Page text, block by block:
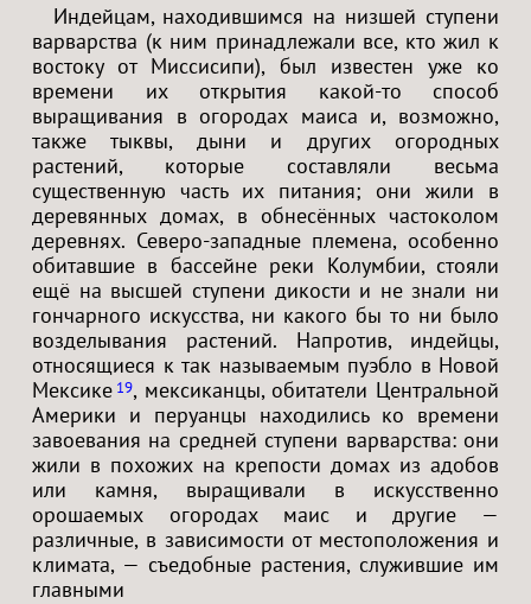
Индейцам, находившимся на низшей ступени
варварства (к ним принадлежали все, кто жил к
востоку от Миссисипи), был известен уже ко
времени их открытия какой-то способ
выращивания в огородах маиса и, возможно,
также тыквы, дыни и других огородных
растений, которые составляли весьма
существенную часть их питания; они жили в
деревянных домах, в обнесённых частоколом
деревнях. Северо-западные племена, особенно
обитавшие в бассейне реки Колумбии, стояли
ещё на высшей ступени дикости и не знали ни
гончарного искусства, ни какого бы то ни было
возделывания растений. Напротив, индейцы,
относящиеся к так называемым пуэбло в Новой
Мексике 19, мексиканцы, обитатели Центральной
Америки и перуанцы находились ко времени
завоевания на средней ступени варварства: они
жили в похожих на крепости домах из адобов
или камня, выращивали в искусственно
орошаемых огородах маис и другие —
различные, в зависимости от местоположения и
климата, — съедобные растения, служившие им
главными